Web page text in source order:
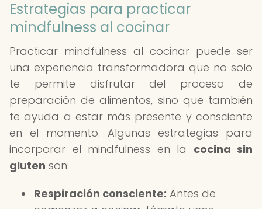
Estrategias para practicar
mindfulness al cocinar
Practicar mindfulness al cocinar puede ser
una experiencia transformadora que no solo
te permite disfrutar del proceso de
preparación de alimentos, sino que también
te ayuda a estar más presente y consciente
en el momento. Algunas estrategias para
incorporar el mindfulness en la cocina sin
gluten son:
Respiración consciente: Antes de